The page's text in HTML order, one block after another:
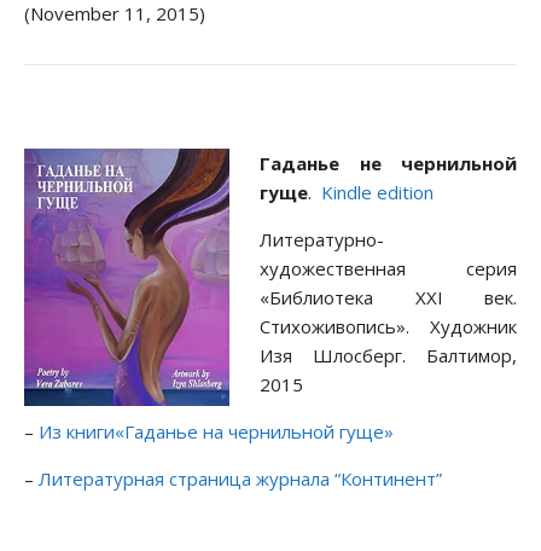
(November 11, 2015)
Гаданье не чернильной
гуще. Kindle edition
Литературно-
художественная серия
«Библиотека XXI век.
Стихоживопись». Художник
Изя Шлосберг. Балтимор,
2015
– Из книги«Гаданье на чернильной гуще»
– Литературная страница журнала “Континент”